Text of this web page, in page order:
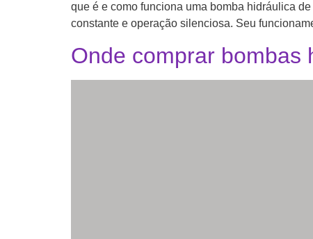
que é e como funciona uma bomba hidráulica
constante e operação silenciosa. Seu
Onde comprar bombas